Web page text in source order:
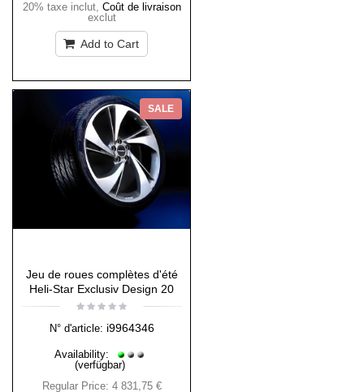
20% taxe inclut, Coût de livraison
exclut
Add to Cart
SALE
Jeu de roues complètes d'été
Heli-Star Exclusiv Design 20
N° d'article: i9964346
Availability:
(verfügbar)
Regular Price: 4 831,75 €